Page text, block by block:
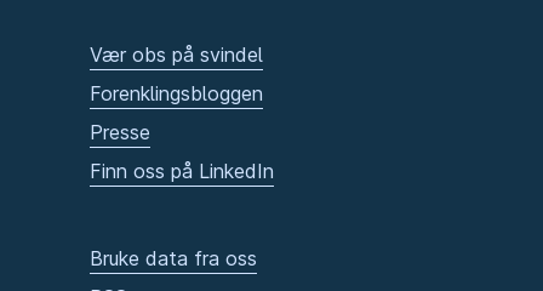
Vær obs på svindel
Forenklingsbloggen
Presse
Finn oss på LinkedIn
Bruke data fra oss